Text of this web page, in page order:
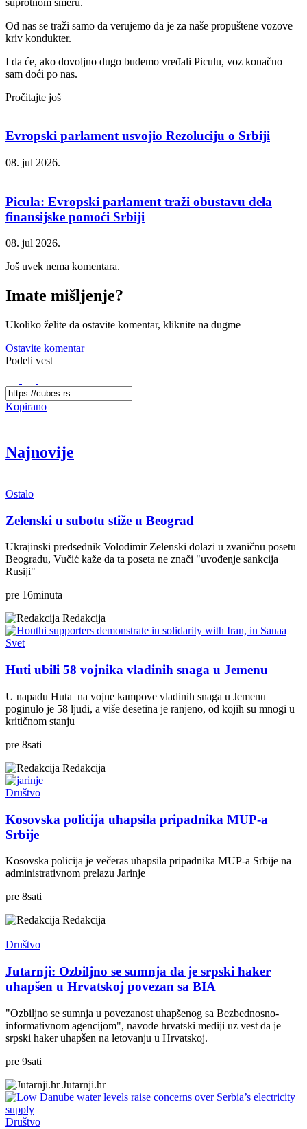
Od nas se traži samo da verujemo da je za naše propuštene vozove
kriv kondukter.
I da će, ako dovoljno dugo budemo vređali Piculu, voz konačno
sam doći po nas.
Pročitajte još
Evropski parlament usvojio Rezoluciju o Srbiji
08. jul 2026.
Picula: Evropski parlament traži obustavu dela
finansijske pomoći Srbiji
08. jul 2026.
Još uvek nema komentara.
Imate mišljenje?
Ukoliko želite da ostavite komentar, kliknite na dugme
Ostavite komentar
Podeli vest
Kopirano
Najnovije
Ostalo
Zelenski u subotu stiže u Beograd
Ukrajinski predsednik Volodimir Zelenski dolazi u zvaničnu posetu
Beogradu, Vučić kaže da ta poseta ne znači "uvođenje sankcija
Rusiji"
pre 16minuta
Redakcija
Svet
Huti ubili 58 vojnika vladinih snaga u Jemenu
U napadu Huta na vojne kampove vladinih snaga u Jemenu
poginulo je 58 ljudi, a više desetina je ranjeno, od kojih su mnogi u
kritičnom stanju
pre 8sati
Redakcija
Društvo
Kosovska policija uhapsila pripadnika MUP-a
Srbije
Kosovska policija je večeras uhapsila pripadnika MUP-a Srbije na
administrativnom prelazu Jarinje
pre 8sati
Redakcija
Društvo
Jutarnji: Ozbiljno se sumnja da je srpski haker
uhapšen u Hrvatskoj povezan sa BIA
"Ozbiljno se sumnja u povezanost uhapšenog sa Bezbednosno-
informativnom agencijom", navode hrvatski mediji uz vest da je
srpski haker uhapšen na letovanju u Hrvatskoj.
pre 9sati
Jutarnji.hr
Društvo